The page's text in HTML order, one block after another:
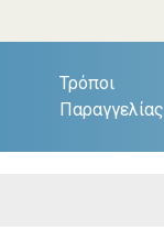
Τρόποι
Παραγγελίας